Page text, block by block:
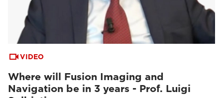
VIDEO
Where will Fusion Imaging and
Navigation be in 3 years - Prof. Luigi